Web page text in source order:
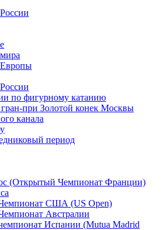
по фигурному катанию
гран-при Золотой конек Москвы
канала
период
(Открытый Чемпионат Франции)
США (US Open)
Австралии
Испании (Mutua Madrid